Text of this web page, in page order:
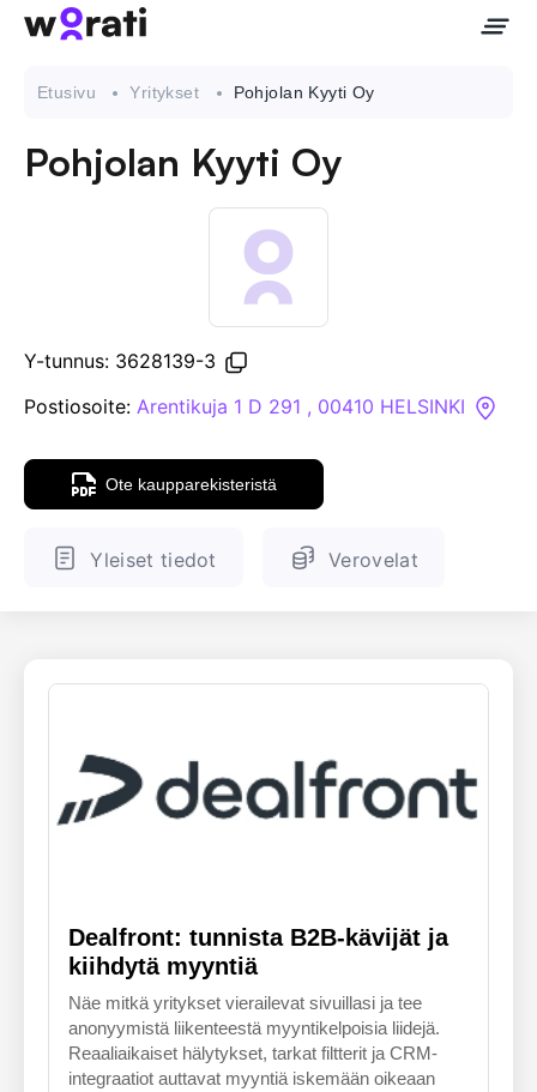
API
Pakotehaku
Etusivu Yritykset Pohjolan Kyyti Oy
Pohjolan Kyyti Oy
Y-tunnus: 3628139-3
Postiosoite: Arentikuja 1 D 291 , 00410 HELSINKI
Ote kaupparekisteristä
Yleiset tiedot Verovelat
Dealfront: tunnista B2B-kävijät ja
kiihdytä myyntiä
Näe mitkä yritykset vierailevat sivuillasi ja tee
anonyymistä liikenteestä myyntikelpoisia liidejä.
Reaaliaikaiset hälytykset, tarkat filtterit ja CRM-
integraatiot auttavat myyntiä iskemään oikeaan